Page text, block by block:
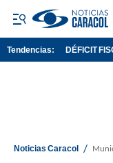
Tendencias: DÉFICIT
Noticias Caracol /